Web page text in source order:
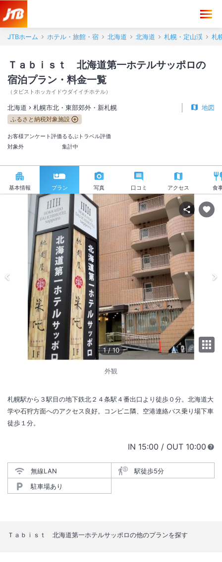
JTBホーム ホテル・旅館・宿 北海道 北海道 札幌・定山渓 札
Ｔａｂｉｓｔ 北海道第一ホテルサッポロの
宿泊プラン・料金一覧
（ タビストホッカイドウダイイチホテル）
北海道 札幌市北・東部郊外・新札幌 地図
ふるさと納税対象施設
お客様アンケート評価
対象外
るるぶトラベル評価
集計中
基本情報 プラン 写真 口コミ アクセス 食
1 /10
外観
札幌駅から３駅目の地下鉄北２４条駅４番出口より徒歩０分。北海道大
学や石狩方面へのアクセス良好。コンビニ隣、空港連絡バス乗り場下車
徒歩１分。
IN チェックイン
15:00 / OUT チェック
10:00
無線LAN
駅徒歩5分
駐車場あり
Ｔａｂｉｓｔ 北海道第一ホテルサッポロの他のプランを探す